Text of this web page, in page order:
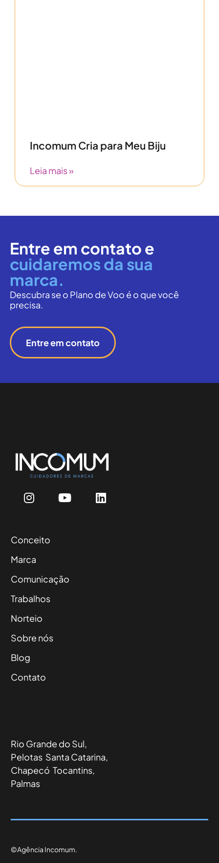
Incomum Cria para Meu Biju
Leia mais »
Entre em contato e
cuidaremos da sua
marca.
Descubra se o Plano de Voo é o que você
precisa.
Entre em contato
Conceito
Marca
Comunicação
Trabalhos
Norteio
Sobre nós
Blog
Contato
Rio Grande do Sul,
Pelotas Santa Catarina,
Chapecó Tocantins,
Palmas
©Agência Incomum.